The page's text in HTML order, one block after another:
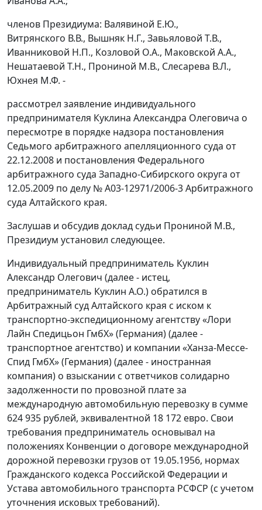
членов Президиума: Валявиной Е.Ю.,
Витрянского В.В., Вышняк Н.Г., Завьяловой Т.В.,
Иванниковой Н.П., Козловой О.А., Маковской А.А.,
Нешатаевой Т.Н., Прониной М.В., Слесарева В.Л.,
Юхнея М.Ф. -
рассмотрел заявление индивидуального
предпринимателя Куклина Александра Олеговича о
пересмотре в порядке надзора постановления
Седьмого арбитражного апелляционного суда от
22.12.2008 и постановления Федерального
арбитражного суда Западно-Сибирского округа от
12.05.2009 по делу № А03-12971/2006-3 Арбитражного
суда Алтайского края.
Заслушав и обсудив доклад судьи Прониной М.В.,
Президиум установил следующее.
Индивидуальный предприниматель Куклин
Александр Олегович (далее - истец,
предприниматель Куклин А.О.) обратился в
Арбитражный суд Алтайского края с иском к
транспортно-экспедиционному агентству «Лори
Лайн Спедицьон ГмбХ» (Германия) (далее -
транспортное агентство) и компании «Ханза-Мессе-
Спид ГмбХ» (Германия) (далее - иностранная
компания) о взыскании с ответчиков солидарно
задолженности по провозной плате за
международную автомобильную перевозку в сумме
624 935 рублей, эквивалентной 18 172 евро. Свои
требования предприниматель основывал на
положениях Конвенции о договоре международной
дорожной перевозки грузов от 19.05.1956, нормах
Гражданского кодекса Российской Федерации и
Устава автомобильного транспорта РСФСР (с учетом
уточнения исковых требований).